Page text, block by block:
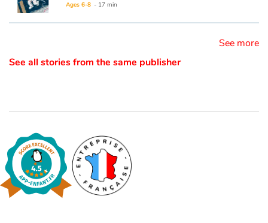
Contraste +
Schools
Libraries
Videos & Tutorials
Ages 6-8 - 17 min
See more
See all stories from the same publisher